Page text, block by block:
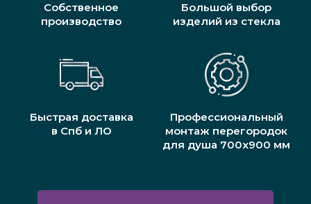
Собственное
производство
Большой выбор
изделий из стекла
Быстрая доставка
в Спб и ЛО
Профессиональный
монтаж перегородок
для душа 700х900 мм